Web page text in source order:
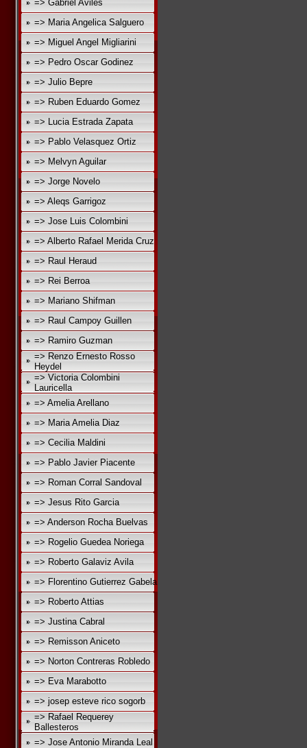
=> Gabriel Aviles
=> Maria Angelica Salguero
=> Miguel Angel Migliarini
=> Pedro Oscar Godinez
=> Julio Bepre
=> Ruben Eduardo Gomez
=> Lucia Estrada Zapata
=> Pablo Velasquez Ortiz
=> Melvyn Aguilar
=> Jorge Novelo
=> Aleqs Garrigoz
=> Jose Luis Colombini
=> Alberto Rafael Merida Cruz
=> Raul Heraud
=> Rei Berroa
=> Mariano Shifman
=> Raul Campoy Guillen
=> Ramiro Guzman
=> Renzo Ernesto Rosso
Heydel
=> Victoria Colombini
Lauricella
=> Amelia Arellano
=> Maria Amelia Diaz
=> Cecilia Maldini
=> Pablo Javier Piacente
=> Roman Corral Sandoval
=> Jesus Rito Garcia
=> Anderson Rocha Buelvas
=> Rogelio Guedea Noriega
=> Roberto Galaviz Avila
=> Florentino Gutierrez Gabela
=> Roberto Attias
=> Justina Cabral
=> Remisson Aniceto
=> Norton Contreras Robledo
=> Eva Marabotto
=> josep esteve rico sogorb
=> Rafael Requerey
Ballesteros
=> Jose Antonio Miranda Leal